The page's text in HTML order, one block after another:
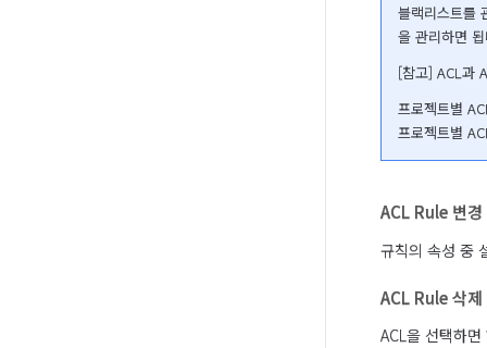
블랙리스트를
을 관리하면
[참고] ACL과
프로젝트별
프로젝트별
ACL Rule 변경
규칙의 속성 중
ACL Rule 삭제
ACL을 선택하